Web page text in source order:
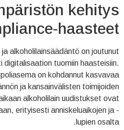
kehitys
haasteet
alkoholilainsäädäntö on joutunut
digitalisaation tuomiin haasteisiin.
on kohdannut kasvavaa
ja kansainvälisten toimijoiden
alkoholilain uudistukset ovat
erityisesti anniskeluaikojen ja -
lupien osalta.